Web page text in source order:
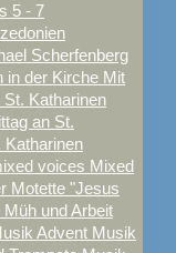
5 - 7
Scherfenberg
in der Kirche Mit
Katharinen
an St.
Katharinen
voices Mixed
Motette "Jesus
Müh und Arbeit
Advent Musik